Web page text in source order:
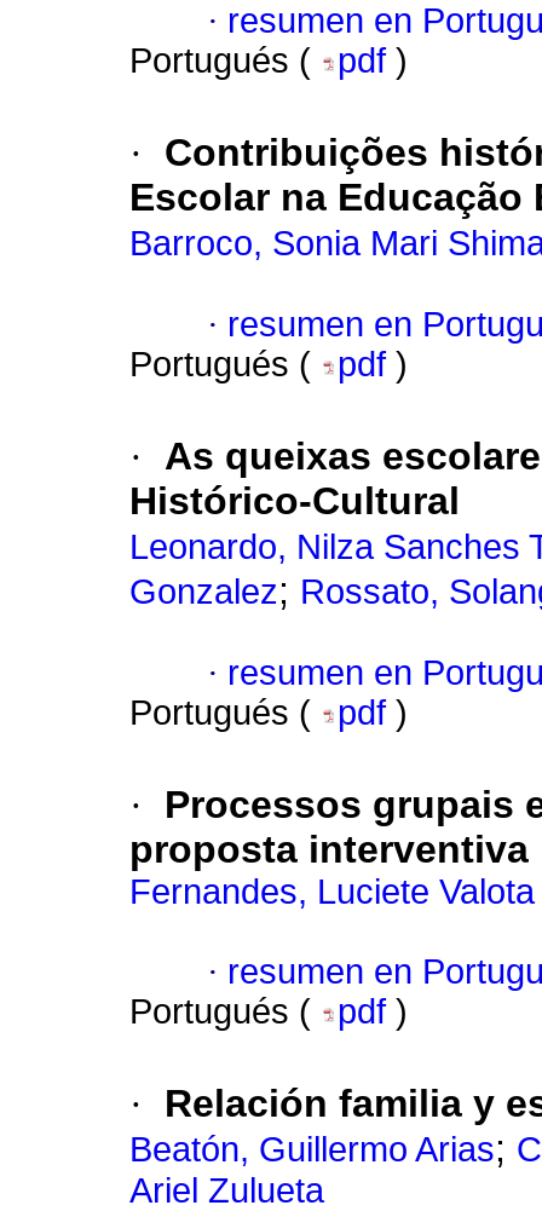
· resumen en
Portugués (
pdf )
·
Contribuições
Escolar na
Barroco, Sonia Mari
· resumen en
Portugués (
pdf )
·
As queixas
Histórico-Cultural
Leonardo, Nilza Sanches
Gonzalez; Rossato,
· resumen en
Portugués (
pdf )
·
Processos grupais
proposta
Fernandes, Luciete Valota
· resumen en
Portugués (
pdf )
· Relación familia y
Beatón, Guillermo Arias;
Ariel Zulueta